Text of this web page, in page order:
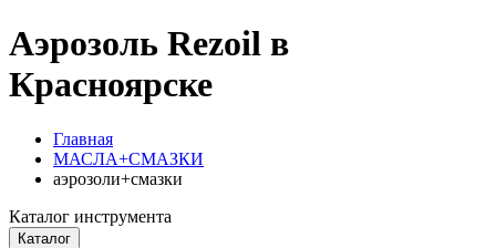
Аэрозоль Rezoil в
Красноярске
Главная
МАСЛА+СМАЗКИ
аэрозоли+смазки
Каталог инструмента
Каталог